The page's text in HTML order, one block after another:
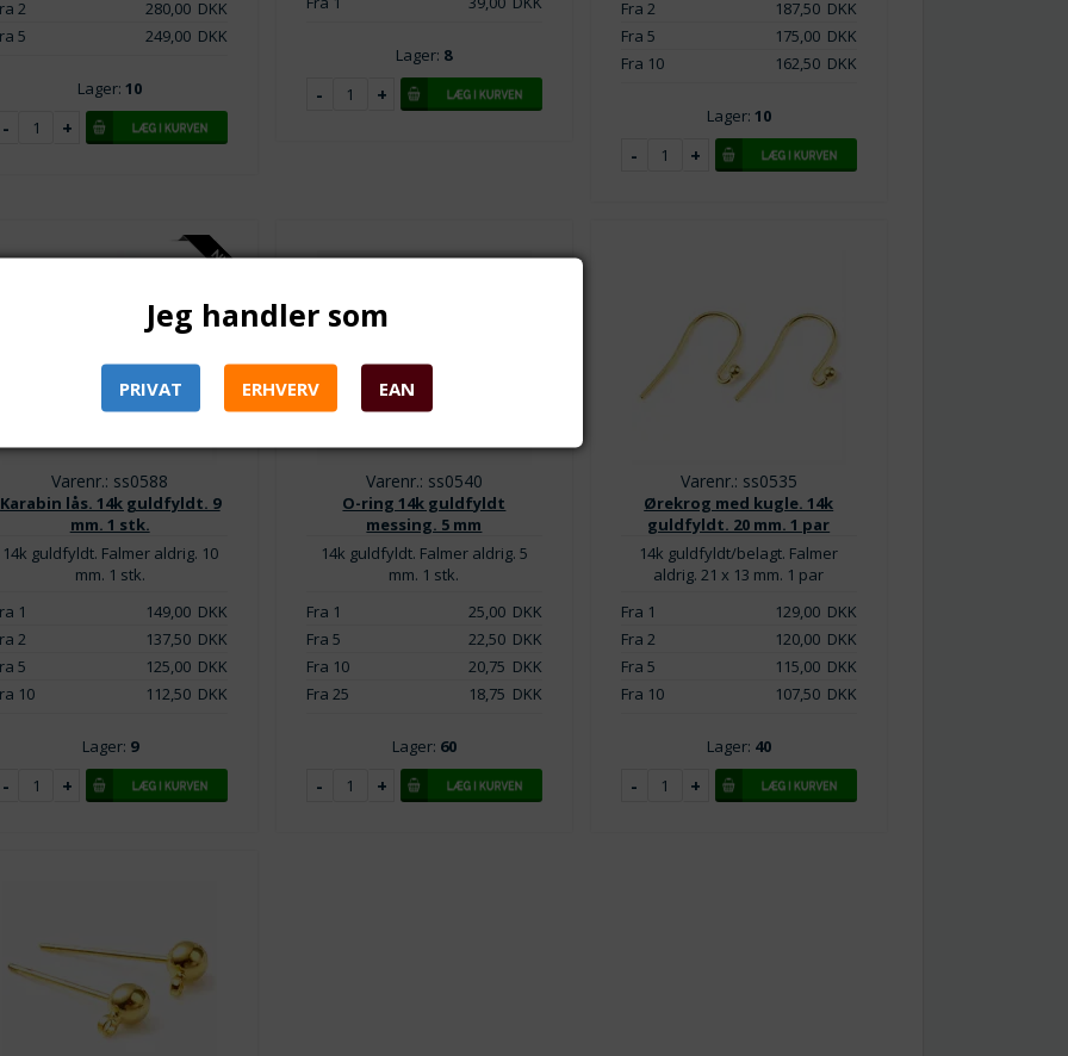
2
280,00 DKK
5
249,00 DKK
Lager:10
Lager: 8
Fra 2
187,50DKK
Fra 5
175,00DKK
Fra 10
162,50DKK
Lager: 10
Varenr.: ss0588
Karabin lås. 14k guldfyldt. 9
mm. 1 stk.
14k guldfyldt. Falmer aldrig. 10
mm. 1 stk.
1
149,00 DKK
2
137,50 DKK
5
125,00 DKK
10
112,50 DKK
Lager: 9
Varenr.: ss0540
O-ring 14k guldfyldt
messing. 5 mm
14k guldfyldt. Falmer aldrig. 5
mm. 1 stk.
Fra 1
25,00DKK
Fra 5
22,50DKK
Fra 10
20,75 DKK
Fra 25
18,75 DKK
Lager: 60
Varenr.: ss0535
Ørekrog med kugle. 14k
guldfyldt. 20 mm. 1 par
14k guldfyldt/belagt. Falmer
aldrig. 21 x 13 mm. 1 par
Fra 1
129,00DKK
Fra 2
120,00DKK
Fra 5
115,00DKK
Fra 10
107,50DKK
Lager: 40
Jeg handler som
PRIVAT ERHVERV EAN